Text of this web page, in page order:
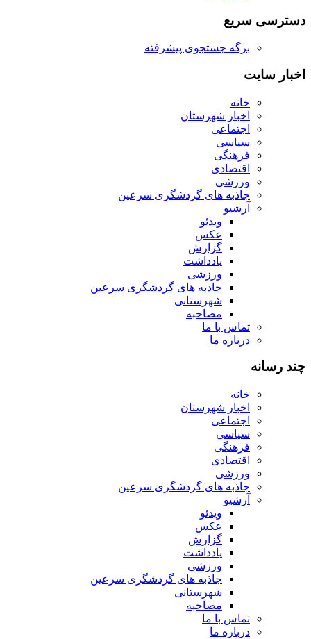
دسترسی سریع
برگه جستجوی پیشرفته
اخبار سایت
خانه
اخبار شهرستان
اجتماعی
سیاسی
فرهنگی
اقتصادی
ورزشی
جاذبه های گردشگری سرعین
آرشیو
ویدئو
عکس
گزارش
یادداشت
ورزشی
جاذبه های گردشگری سرعین
شهرستانی
مصاحبه
تماس با ما
درباره ما
چند رسانه
خانه
اخبار شهرستان
اجتماعی
سیاسی
فرهنگی
اقتصادی
ورزشی
جاذبه های گردشگری سرعین
آرشیو
ویدئو
عکس
گزارش
یادداشت
ورزشی
جاذبه های گردشگری سرعین
شهرستانی
مصاحبه
تماس با ما
درباره ما